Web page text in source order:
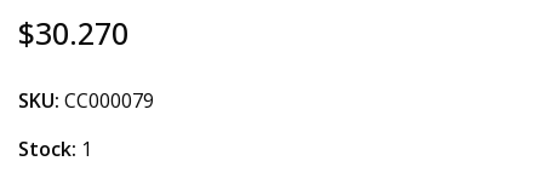
$30.270
SKU: CC000079
Stock: 1